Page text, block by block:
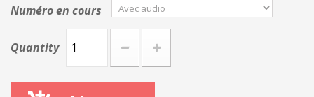
Numéro en cours
Quantity